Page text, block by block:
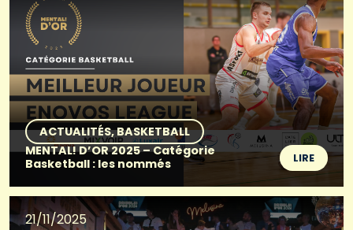
ACTUALITÉS BASKETBALL
MENTAL! D’OR 2025 – Catégorie
Basketball : les nommés
LIRE
21/11/2025